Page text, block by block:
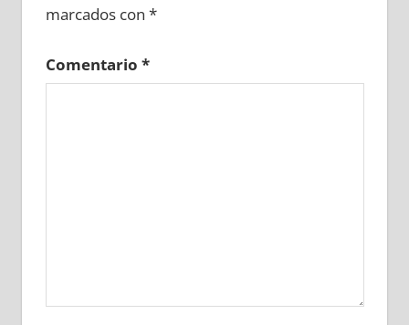
marcados con *
Comentario *